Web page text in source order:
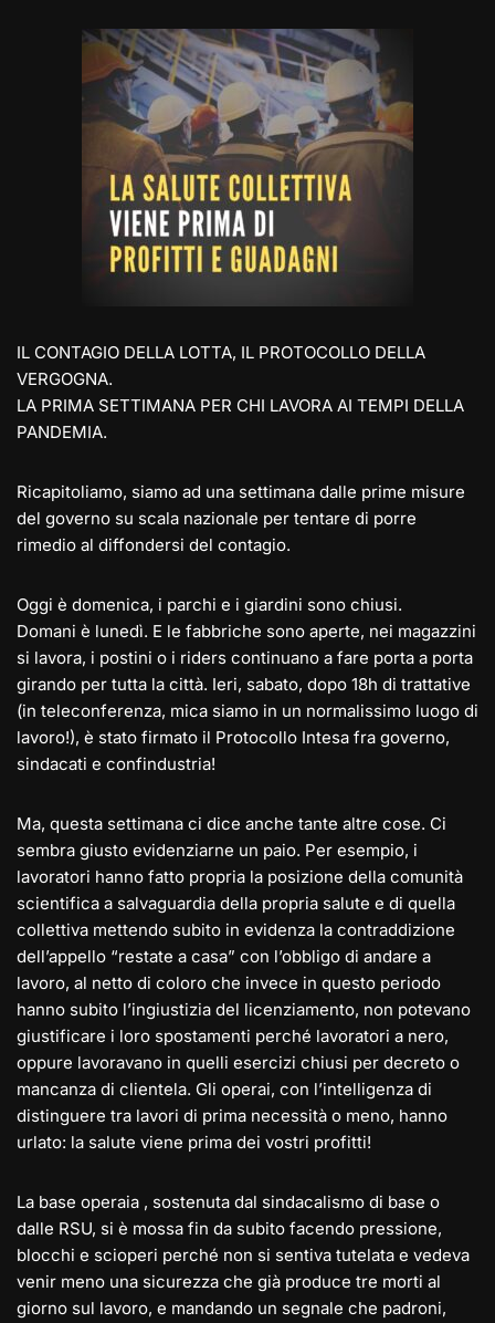
e
gr
a
m
st
o
d
o
n
at
s
A
p
p
c
e
b
o
o
k
ai
l
Li
n
k
IL CONTAGIO DELLA LOTTA, IL PROTOCOLLO DELLA
VERGOGNA.
LA PRIMA SETTIMANA PER CHI LAVORA AI TEMPI DELLA
PANDEMIA.
Ricapitoliamo, siamo ad una settimana dalle prime misure
del governo su scala nazionale per tentare di porre
rimedio al diffondersi del contagio.
Oggi è domenica, i parchi e i giardini sono chiusi.
Domani è lunedì. E le fabbriche sono aperte, nei magazzini
si lavora, i postini o i riders continuano a fare porta a porta
girando per tutta la città. Ieri, sabato, dopo 18h di trattative
(in teleconferenza, mica siamo in un normalissimo luogo di
lavoro!), è stato firmato il Protocollo Intesa fra governo,
sindacati e confindustria!
Ma, questa settimana ci dice anche tante altre cose. Ci
sembra giusto evidenziarne un paio. Per esempio, i
lavoratori hanno fatto propria la posizione della comunità
scientifica a salvaguardia della propria salute e di quella
collettiva mettendo subito in evidenza la contraddizione
dell’appello “restate a casa” con l’obbligo di andare a
lavoro, al netto di coloro che invece in questo periodo
hanno subito l’ingiustizia del licenziamento, non potevano
giustificare i loro spostamenti perché lavoratori a nero,
oppure lavoravano in quelli esercizi chiusi per decreto o
mancanza di clientela. Gli operai, con l’intelligenza di
distinguere tra lavori di prima necessità o meno, hanno
urlato: la salute viene prima dei vostri profitti!
La base operaia , sostenuta dal sindacalismo di base o
dalle RSU, si è mossa fin da subito facendo pressione,
blocchi e scioperi perché non si sentiva tutelata e vedeva
venir meno una sicurezza che già produce tre morti al
giorno sul lavoro, e mandando un segnale che padroni,